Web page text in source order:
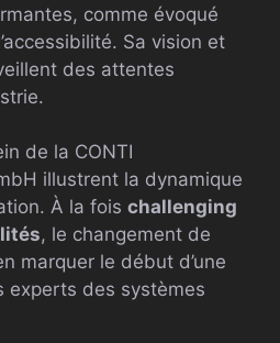
comme évoqué
Sa vision et
des attentes
de la CONTI
illustrent la dynamique
À la fois challenging
, le changement de
marquer le début d’une
experts des systèmes